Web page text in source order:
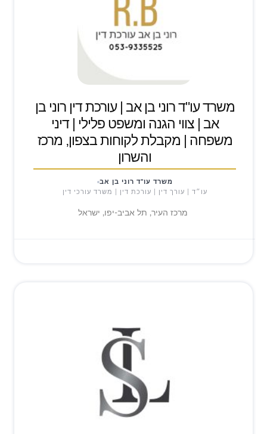
משרד עו"ד רוני בן אב | עורכת דין רוני בן
אב | צווי הגנה ומשפט פלילי | דיני
משפחה | מקבלת לקוחות בצפון, מרכז
והשרון
משרד עו"ד רוני בן אב
עו״ד | עורך דין | עורכת דין | משרד עורכי דין
מרכז העיר, תל אביב-יפו, ישראל